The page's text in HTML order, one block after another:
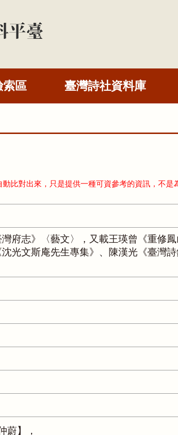
索區 臺灣詩社資料庫
比對出來，只是提供一種可資參考的資訊，不是
府志》〈藝文〉，又載王瑛曾《重修
沈光文斯庵先生專集》、陳漢光《臺灣
蔚】，